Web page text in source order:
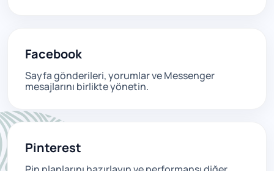
Facebook
Sayfa gönderileri, yorumlar ve Messenger
mesajlarını birlikte yönetin.
Pinterest